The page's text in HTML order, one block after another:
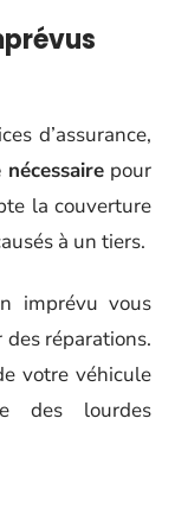
d’assurance,
pour
la couverture
à un tiers.
imprévu vous
réparations.
votre véhicule
des lourdes